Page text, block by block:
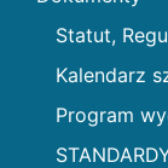
Statut,
Kalendarz
Program